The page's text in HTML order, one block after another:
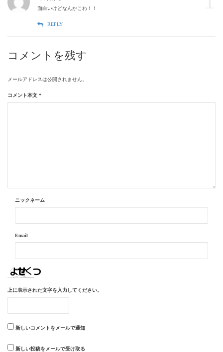
面白いけどなんかこわ！！
REPLY
コメントを残す
メールアドレスは公開されません。
コメント本文 *
ニックネーム
Email
上に表示された文字を入力してください。
新しいコメントをメールで通知
新しい投稿をメールで受け取る